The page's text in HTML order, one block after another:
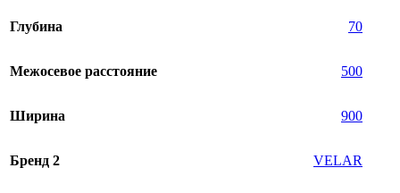
Глубина 70
Межосевое расстояние 500
Ширина 900
Бренд 2 VELAR